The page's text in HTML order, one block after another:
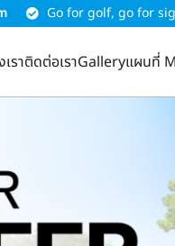
Go for golf, go for
ราติดต่อเราGalleryแผนที่